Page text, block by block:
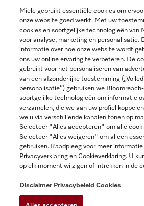
Wettelijke Informatie
Algemene voorwaarden
Privacybeleid
Gebruiksvoorwaarden
Toegankelijkheidsverklaring
Digital Services Act
Miele op Facebook
Miele op Youtube
Miele op Instagram
Miele op Pinterest
Miele gebruikt essentiële cookies om
onze website goed werkt. Met uw
cookies en soortgelijke technologieën van
voor analyse, marketing en personalisatie.
informatie over hoe onze website wordt
ons uw online ervaring te verbeteren. De
gebruikt voor het personaliseren van
van een afzonderlijke toestemming
personalisatie”) gebruiken we
soortgelijke technologieën om informatie
verzamelen, die we aan uw profiel
we u via verschillende kanalen tonen op
Selecteer "Alles accepteren" om alle
Selecteer "Alles weigeren" om alleen
gebruiken. Raadpleeg voor meer informatie
Privacyverklaring en Cookieverklaring. U
op elk moment wijzigen of intrekken in de
Disclaimer Privacybeleid Cookies